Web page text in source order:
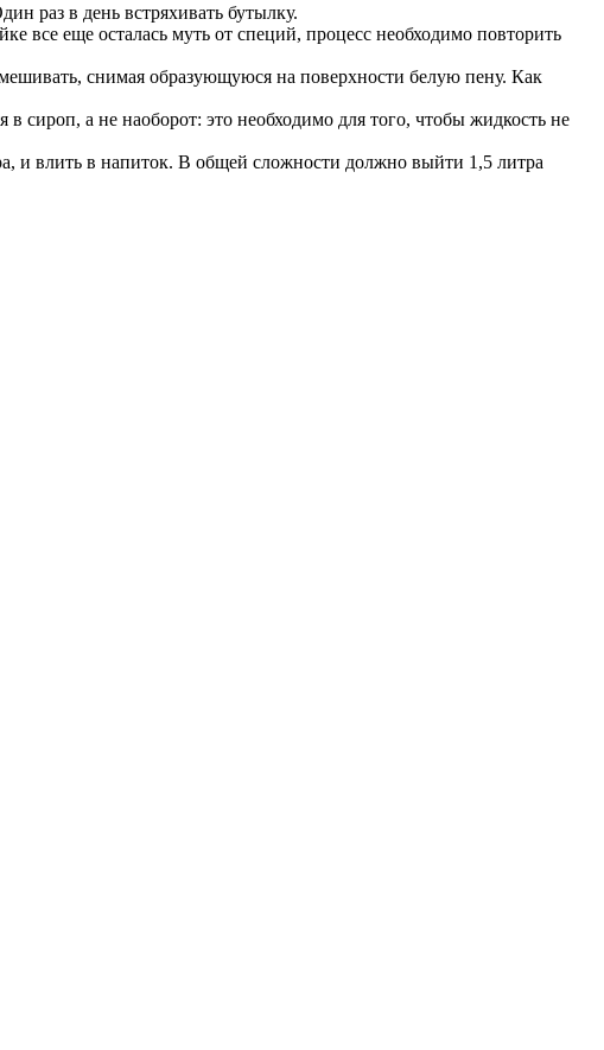
раз в день встряхивать бутылку.
все еще осталась муть от специй, процесс необходимо повторить
снимая образующуюся на поверхности белую пену. Как
сироп, а не наоборот: это необходимо для того, чтобы жидкость не
и влить в напиток. В общей сложности должно выйти 1,5 литра